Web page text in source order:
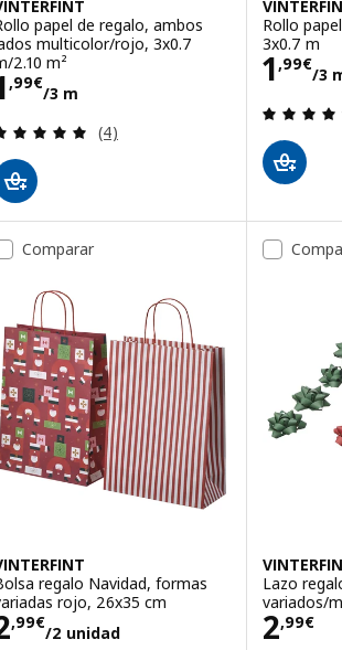
papel de regalo, ambos
multicolor/rojo, 3x0.7
2.10 m²
,99€
/3 m 1,99€/3 m
Revisa: 5 de 5 estrellas. Total
(4)
Rollo
3x0.7 m
1 ,99€
/3
Comparar
regalo Navidad, formas
rojo, 26x35 cm
,99€
/2 unidad2,99€/2 unidad
Lazo
variados/
2,99€